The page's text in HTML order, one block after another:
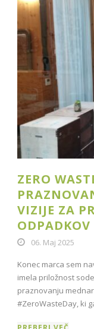
ZERO
VIZIJE ZA
ODPADKOV
06. Maj 2025
Konec marca sem
imela priložnost
praznovanju
#ZeroWasteDay, ki